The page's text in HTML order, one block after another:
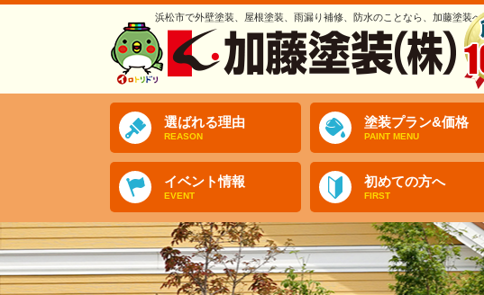
浜松市で外壁塗装、屋根塗装、雨漏り補修、防水のことなら、加藤塗装へ
選ばれる理由
REASON
塗装プラン&価格
PAINT MENU
イベント情報
EVENT
初めての方へ
FIRST